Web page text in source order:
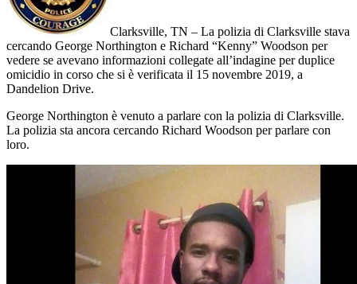
Clarksville, TN – La polizia di Clarksville stava
cercando George Northington e Richard “Kenny” Woodson per
vedere se avevano informazioni collegate all’indagine per duplice
omicidio in corso che si è verificata il 15 novembre 2019, a
Dandelion Drive.
George Northington è venuto a parlare con la polizia di Clarksville.
La polizia sta ancora cercando Richard Woodson per parlare con
loro.